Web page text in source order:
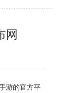
网
游的官方平